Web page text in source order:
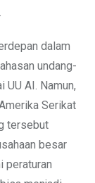
dalam
undang-
AI. Namun,
Serikat
tersebut
besar
peraturan